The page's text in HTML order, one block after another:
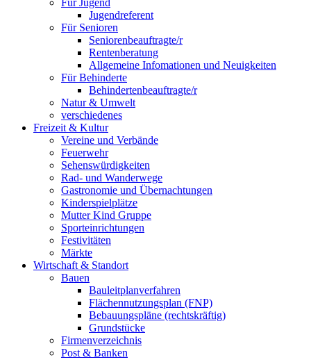
Für Jugend
Jugendreferent
Für Senioren
Seniorenbeauftragte/r
Rentenberatung
Allgemeine Infomationen und Neuigkeiten
Für Behinderte
Behindertenbeauftragte/r
Natur & Umwelt
verschiedenes
Freizeit & Kultur
Vereine und Verbände
Feuerwehr
Sehenswürdigkeiten
Rad- und Wanderwege
Gastronomie und Übernachtungen
Kinderspielplätze
Mutter Kind Gruppe
Sporteinrichtungen
Festivitäten
Märkte
Wirtschaft & Standort
Bauen
Bauleitplanverfahren
Flächennutzungsplan (FNP)
Bebauungspläne (rechtskräftig)
Grundstücke
Firmenverzeichnis
Post & Banken